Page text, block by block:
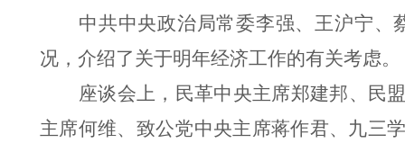
中共中央政治局常委李强、王沪宁
况，介绍了关于明年经济工作的有关考虑。
座谈会上，民革中央主席郑建邦、民
主席何维、致公党中央主席蒋作君、九三